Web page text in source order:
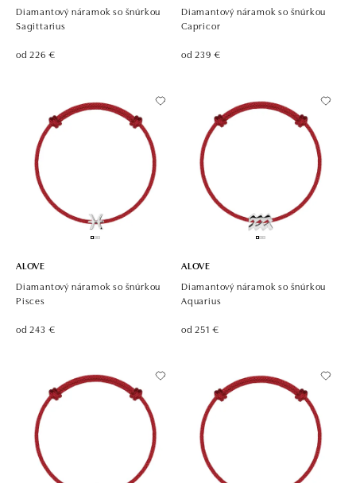
Diamantový náramok so šnúrkou
Sagittarius
od 226 €
Diamantový náramok so šnúrkou
Capricor
od 239 €
ALOVE
Diamantový náramok so šnúrkou
Pisces
od 243 €
ALOVE
Diamantový náramok so šnúrkou
Aquarius
od 251 €